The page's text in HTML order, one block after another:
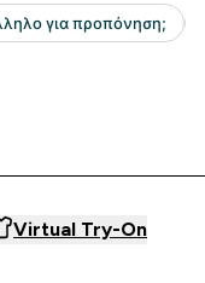
Virtual Try-On